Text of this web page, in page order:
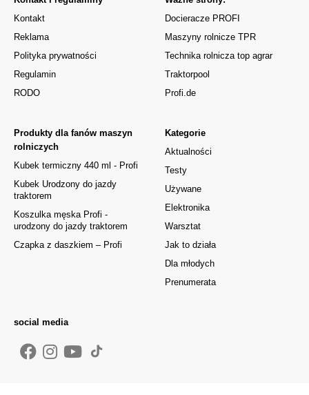
Kontakt
Reklama
Polityka prywatności
Regulamin
RODO
Kategorie
Aktualności
Testy
Używane
Elektronika
Warsztat
Jak to działa
Dla młodych
Prenumerata
Produkty dla fanów maszyn
rolniczych
Kubek termiczny 440 ml - Profi
Kubek Urodzony do jazdy
traktorem
Koszulka męska Profi -
urodzony do jazdy traktorem
Czapka z daszkiem – Profi
Docieracze PROFI
Maszyny rolnicze TPR
Technika rolnicza top agrar
Traktorpool
Profi.de
social media